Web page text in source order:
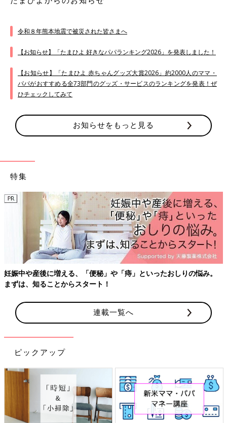
令和８年熊本地震で被災された皆さまへ
【お知らせ】「たまひよ 好きなパパランキング2026」を発表しました！
【お知らせ】「たまひよ 赤ちゃんグッズ大賞2026」約2000人のママ・
パパがおすすめる全73部門のグッズ・サービスのランキングを発表！ぜ
ひチェックしてみて
お知らせをもっと見る
特集
妊娠中や産後に増える、「便秘」や「痔」といったおしりの悩み。
まずは、知ることからスタート！
連載一覧へ
ピックアップ